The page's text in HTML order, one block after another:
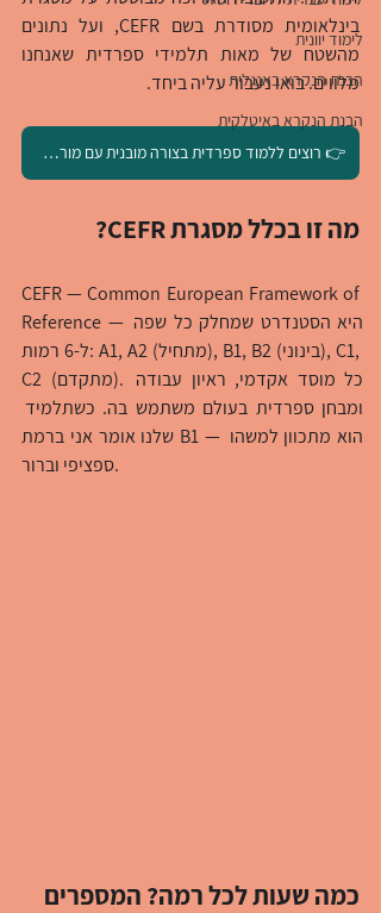
לימוד יוונית
הבנת הנקרא באנגלית
הבנת הנקרא באיטלקית
מלווים. בואו נעבור עליה ביחד.
👉 רוצים ללמוד ספרדית בצורה מובנית עם מורה מנוסה? לחצו לפרטים על הקורס
מה זו בכלל מסגרת CEFR?
CEFR — Common European Framework of
Reference — היא הסטנדרט שמחלק כל שפה
ל-6 רמות: A1, A2 (מתחיל), B1, B2 (בינוני), C1,
C2 (מתקדם). כל מוסד אקדמי, ראיון עבודה
שלנו אומר אני ברמת B1 — הוא מתכוון למשהו
ספציפי וברור.
כמה שעות לכל רמה? המספרים